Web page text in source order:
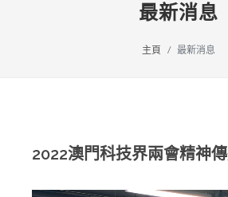
最新消息
主頁 最新消息
2022澳門科技界兩會精神